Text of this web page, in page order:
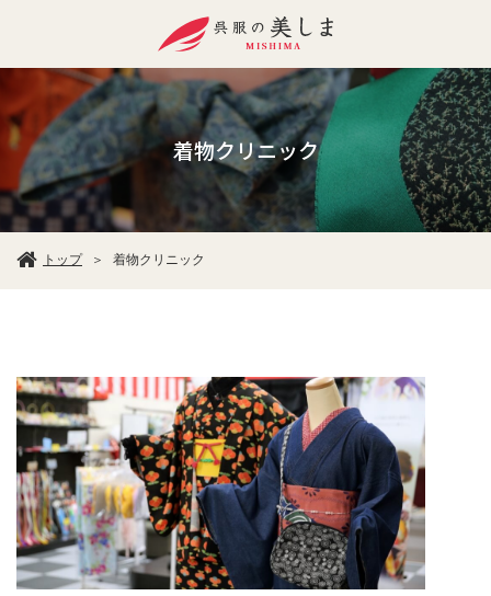
着物クリニック
トップ ＞ 着物クリニック